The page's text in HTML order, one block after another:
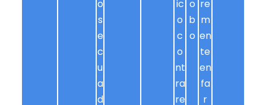
o
s
e
c
u
a
d
ic
o
c
o
nt
ra
re
o
b
o
re
m
en
te
en
fa
r